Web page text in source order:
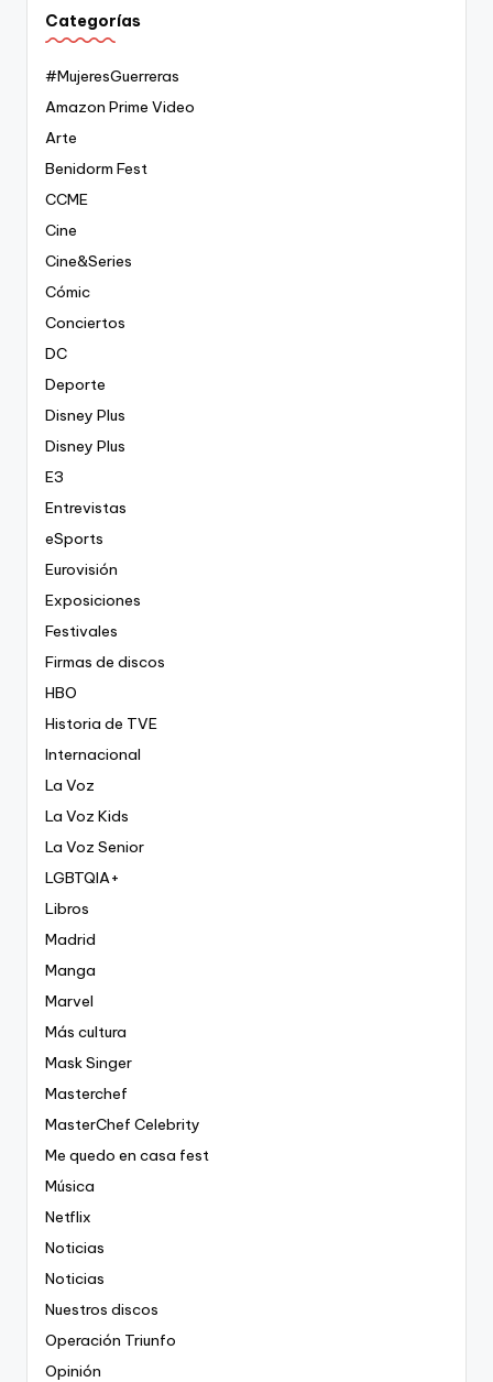
Categorías
#MujeresGuerreras
Amazon Prime Video
Arte
Benidorm Fest
CCME
Cine
Cine&Series
Cómic
Conciertos
DC
Deporte
Disney Plus
Disney Plus
E3
Entrevistas
eSports
Eurovisión
Exposiciones
Festivales
Firmas de discos
HBO
Historia de TVE
Internacional
La Voz
La Voz Kids
La Voz Senior
LGBTQIA+
Libros
Madrid
Manga
Marvel
Más cultura
Mask Singer
Masterchef
MasterChef Celebrity
Me quedo en casa fest
Música
Netflix
Noticias
Noticias
Nuestros discos
Operación Triunfo
Opinión